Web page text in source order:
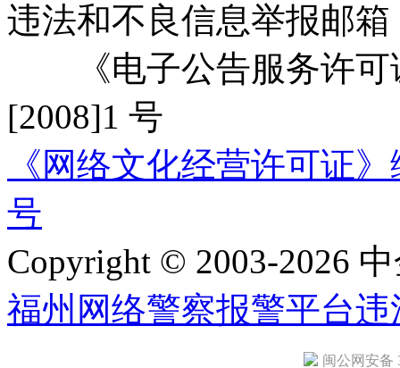
违法和不良信息举报邮箱
《电子公告服务许可
[2008]1 号
《网络文化经营许可证
号
Copyright © 2003-2026
福州网络警察报警平台违
闽公网安备